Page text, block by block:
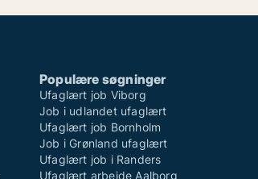
Populære søgninger
Ufaglært job Viborg
Job i udlandet ufaglært
Ufaglært job Bornholm
Job i Grønland ufaglært
Ufaglært job i Randers
Ufaglært arbejde Aalborg